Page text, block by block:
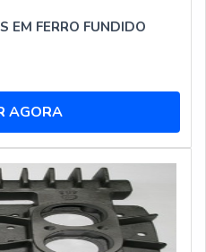
EM FERRO FUNDIDO
AGORA